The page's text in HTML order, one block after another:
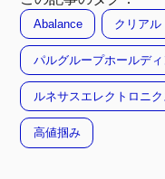
Abalance クリアル
パルグループホールディ
ルネサスエレクトロニク
高値掴み